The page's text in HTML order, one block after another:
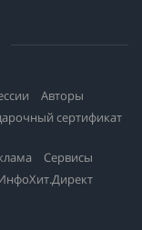
Авторы
сертификат
Сервисы